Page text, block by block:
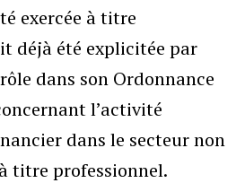
exercée à titre
déjà été explicitée par
dans son Ordonnance
l’activité
dans le secteur non
titre professionnel.